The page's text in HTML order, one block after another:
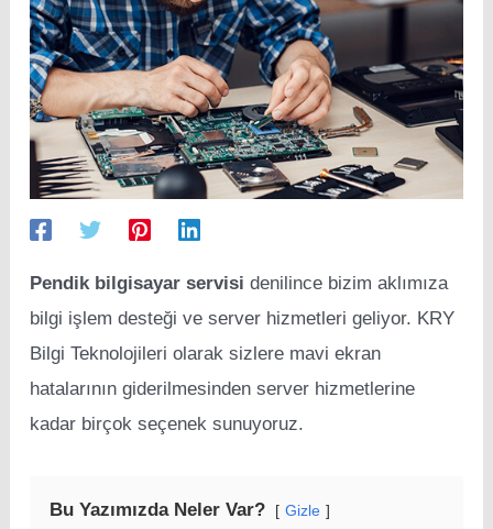
Pendik bilgisayar servisi denilince bizim aklımıza
bilgi işlem desteği ve server hizmetleri geliyor. KRY
Bilgi Teknolojileri olarak sizlere mavi ekran
hatalarının giderilmesinden server hizmetlerine
kadar birçok seçenek sunuyoruz.
Bu Yazımızda Neler Var? Gizle